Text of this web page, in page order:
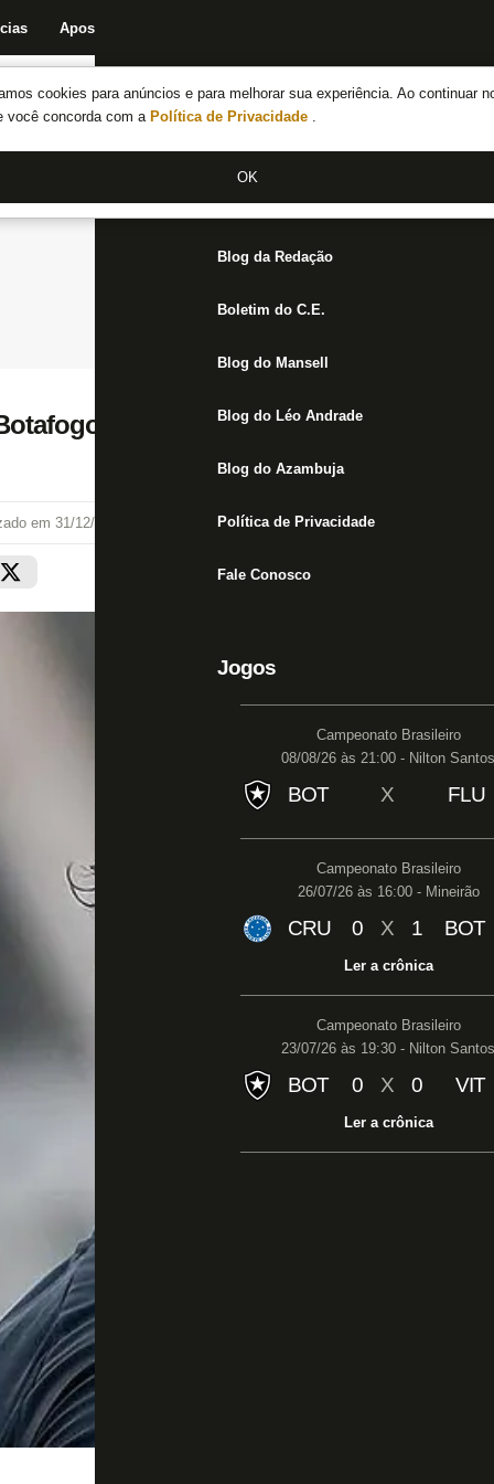
cookies para anúncios e para melhorar sua experiência. Ao continuar
você concorda com a Política de Privacidade .
OK
Apostas
Notícias do Botafogo
Fórum
Jogos
Blog da Redação
Boletim do C.E.
Blog do Mansell
Blog do Léo Andrade
Blog do Azambuja
Política de Privacidade
Fale Conosco
Jogos
Campeonato Brasileiro
08/08/26 às 21:00 - Nilton Santos
BOT X FLU
Campeonato Brasileiro
26/07/26 às 16:00 - Mineirão
CRU 0 X 1 BOT
Ler a crônica
Campeonato Brasileiro
23/07/26 às 19:30 - Nilton Santos
BOT 0 X 0 VIT
Ler a crônica
é suspeito de atropelar casal;
em 31/12/20 às 15:47